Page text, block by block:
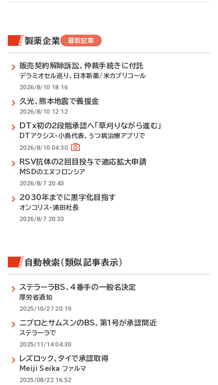
製薬企業 最新記事
販売契約解除訴訟、仲裁手続きに付託
デラミオセル巡り、日本新薬/米カプリコール
2026/8/10 18:16
久光、熊本地震で義援金
2026/8/10 12:12
DTx初の2段階承認へ「草刈りながら進む」
DTアクシス・小島代表、うつ病治療アプリで
2026/8/10 04:30
RSV抗体の2回目投与で適応拡大申請
MSDのエヌフロンシア
2026/8/7 20:43
2030年までに黒字化目指す
オンコリス・浦田社長
2026/8/7 20:33
自動検索（類似記事表示）
ステラーラBS、4番手の一般名決定
厚労省通知
2025/10/27 20:19
ニプロとサムスンのBS、第1号が承認間近
ステラーラで
2025/11/14 04:30
レズロック、タイで承認取得
Meiji Seika ファルマ
2025/08/22 16:52